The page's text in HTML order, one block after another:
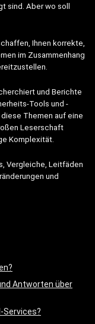
sind. Aber wo soll
Ihnen korrekte,
im Zusammenhang
und Berichte
Tools und -
Themen auf eine
Leserschaft
Komplexität.
Vergleiche, Leitfäden
und
Antworten über
Services?